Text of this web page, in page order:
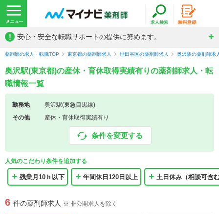
! 安心・安全な転職サポートの提供に努めます。
薬剤師の求人・転職TOP 東京都の薬剤師求人 世田谷区の薬剤師求人 奥沢駅の薬剤師求
奥沢駅(東京都)の産休・育休取得実績有りの薬剤師求人・転
職情報一覧
勤務地
奥沢駅(東急目黒線)
その他
産休・育休取得実績有り
条件を変更する
人気のこだわり条件を追加する
残業月10ｈ以下 年間休日120日以上 土日休み（相談可含
6 件の薬剤師求人 ※ 非公開求人を除く